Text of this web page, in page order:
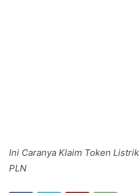
Ini Caranya Klaim Token
PLN